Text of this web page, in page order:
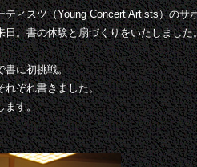
ティスツ（Young Concert Artists）のサ
日。書の体験と扇づくりをいたしました
書に初挑戦。
れぞれ書きました。
ます。